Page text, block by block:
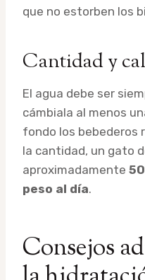
que no estorben los
Cantidad y
El agua debe ser
cámbiala al menos
fondo los bebederos
la cantidad, un gato
aproximadamente
peso al día.
Consejos